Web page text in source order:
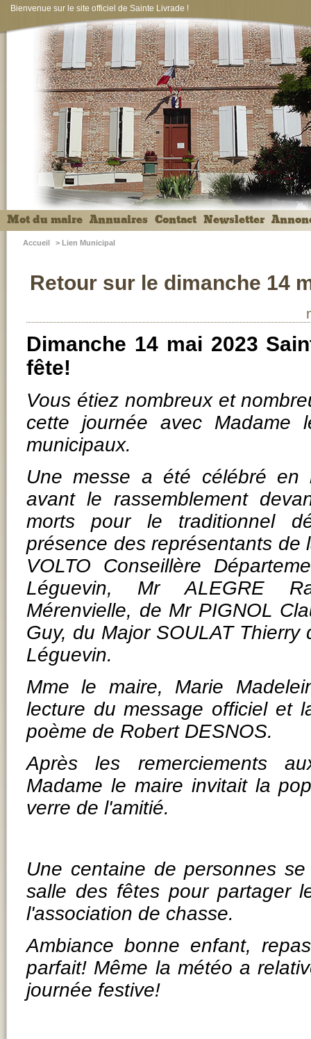
Bienvenue sur le site officiel de Sainte Livrade !
Mot du maire Annuaires Contact Newsletter
Accueil > Lien Municipal
Retour sur le dimanche 14
Dimanche 14 mai 2023
fête!
Vous étiez nombreux et
cette journée avec
municipaux.
Une messe a été célébré en
avant le rassemblement
morts pour le traditionnel
présence des représentants de
VOLTO Conseillère
Léguevin, Mr ALEGRE
Mérenvielle, de Mr PIGNOL
Guy, du Major SOULAT
Léguevin.
Mme le maire, Marie
lecture du message officiel et
poème de Robert DESNOS.
Après les remerciements
Madame le maire invitait la
verre de l'amitié.
Une centaine de personnes
salle des fêtes pour partager
l'association de chasse.
Ambiance bonne enfant,
parfait! Même la météo a
journée festive!